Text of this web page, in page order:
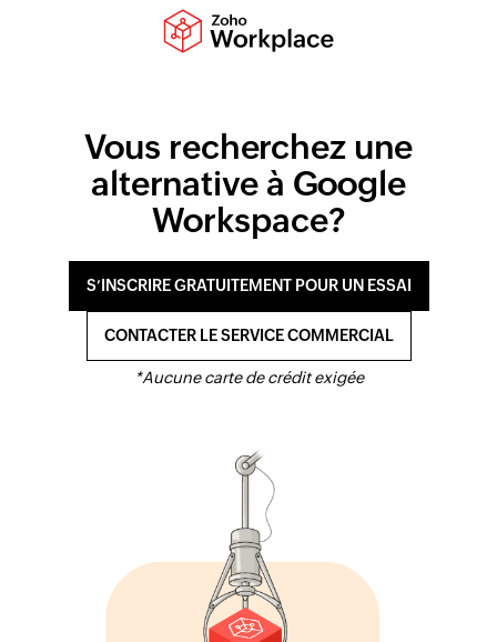
Vous recherchez une
alternative à Google
Workspace?
S’INSCRIRE GRATUITEMENT POUR UN ESSAI
CONTACTER LE SERVICE COMMERCIAL
*Aucune carte de crédit exigée